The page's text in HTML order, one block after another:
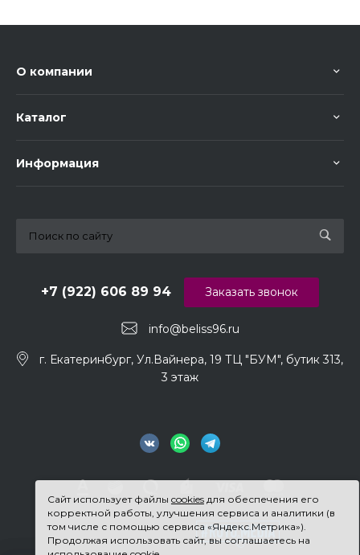
Сайт использует файлы cookiesдля обеспечения его
корректной работы, улучшения сервиса и аналитики (в
том числе с помощью сервиса «Яндекс.Метрика»).
Продолжая использовать сайт, вы соглашаетесь на
О компании
Каталог
Информация
+7 (922) 606 89 94
info@beliss96.ru
Заказать звонок
г. Екатеринбург, Ул.Вайнера, 19 ТЦ "БУМ", бутик 313,
3 этаж